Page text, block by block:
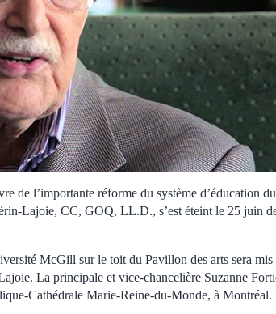
de l’importante réforme du système d’éducation
Lajoie, CC, GOQ, LL.D., s’est éteint le 25 juin
McGill sur le toit du Pavillon des arts sera mis
La principale et vice-chancelière Suzanne
Marie-Reine-du-Monde, à Montréal.